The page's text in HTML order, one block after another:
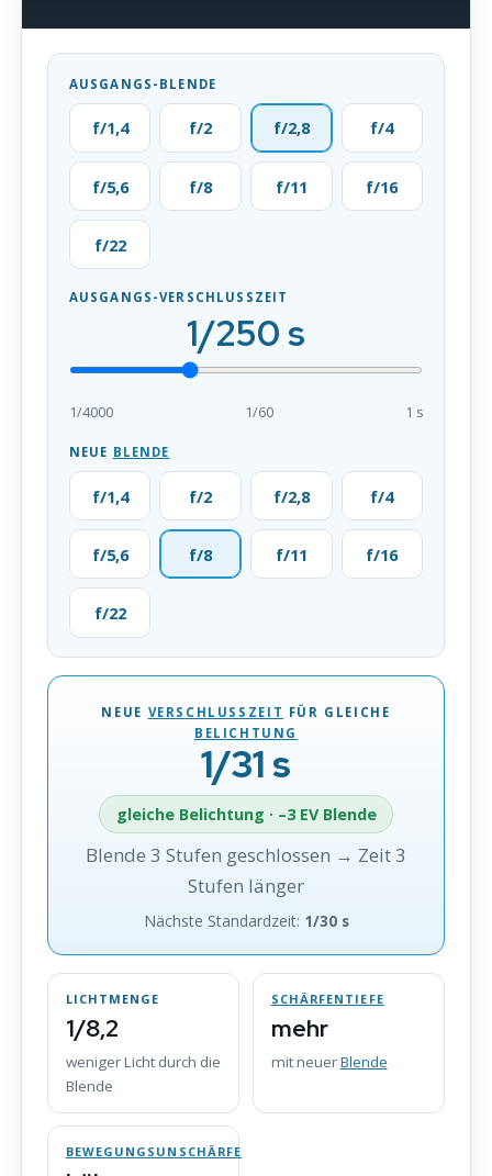
AUSGANGS-BLENDE
f/1,4 f/2 f/2,8 f/4
f/5,6 f/8 f/11 f/16
f/22
AUSGANGS-VERSCHLUSSZEIT
1/250 s
1/4000 1/60 1 s
NEUE BLENDE
f/1,4 f/2 f/2,8 f/4
f/5,6 f/8 f/11 f/16
f/22
NEUE VERSCHLUSSZEIT FÜR GLEICHE
BELICHTUNG
1/31 s
gleiche Belichtung · –3 EV Blende
Blende 3 Stufen geschlossen → Zeit 3
Stufen länger
Nächste Standardzeit: 1/30 s
LICHTMENGE
1/8,2
weniger Licht durch die
Blende
SCHÄRFENTIEFE
mehr
mit neuerBlende
BEWEGUNGSUNSCHÄRFE